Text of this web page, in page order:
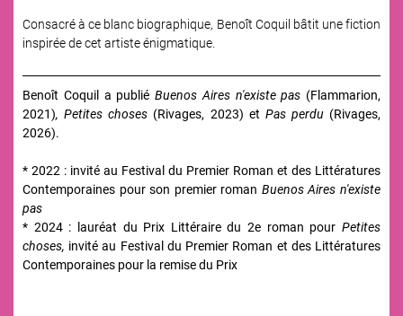
Consacré à ce blanc biographique, Benoît Coquil bâtit une fiction
inspirée de cet artiste énigmatique.
Benoît Coquil a publié Buenos Aires n'existe pas (Flammarion,
2021), Petites choses (Rivages, 2023) et Pas perdu(Rivages,
2026).
* 2022 : invité au Festival du Premier Roman et des Littératures
Contemporaines pour son premier roman Buenos Aires n'existe
pas
* 2024 : lauréat du Prix Littéraire du 2e roman pour Petites
choses, invité au Festival du Premier Roman et des Littératures
Contemporaines pour la remise du Prix